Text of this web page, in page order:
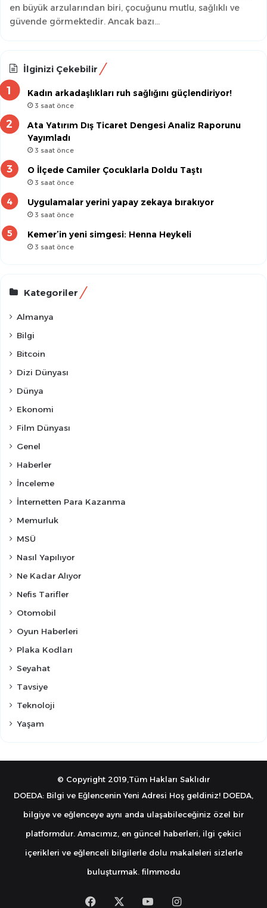
en büyük arzularından biri, çocuğunu mutlu, sağlıklı ve
güvende görmektedir. Ancak bazı…
İlginizi Çekebilir
Kadın arkadaşlıkları ruh sağlığını güçlendiriyor!
3 saat önce
Ata Yatırım Dış Ticaret Dengesi Analiz Raporunu
Yayımladı
3 saat önce
O İlçede Camiler Çocuklarla Doldu Taştı
3 saat önce
Uygulamalar yerini yapay zekaya bırakıyor
3 saat önce
Kemer’in yeni simgesi: Henna Heykeli
3 saat önce
Kategoriler
Almanya
Bilgi
Bitcoin
Dizi Dünyası
Dünya
Ekonomi
Film Dünyası
Genel
Haberler
İnceleme
İnternetten Para Kazanma
Memurluk
MSÜ
Nasıl Yapılıyor
Ne Kadar Alıyor
Nefis Tarifler
Otomobil
Oyun Haberleri
Plaka Kodları
Seyahat
Tavsiye
Teknoloji
Yaşam
© Copyright 2019,Tüm Hakları Saklıdır
DOEDA: Bilgi ve Eğlencenin Yeni Adresi Hoş geldiniz! DOEDA,
bilgiye ve eğlenceye aynı anda ulaşabileceğiniz özel bir
platformdur. Amacımız, en güncel haberleri, ilgi çekici
içerikleri ve eğlenceli bilgilerle dolu makaleleri sizlerle
buluşturmak. filmmodu
FacebookYouTubeInstagram